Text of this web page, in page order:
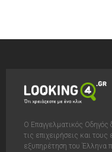
Ο Επαγγελματικός Οδηγός
τις επιχειρήσεις και
εξυπηρέτηση του Έλληνα